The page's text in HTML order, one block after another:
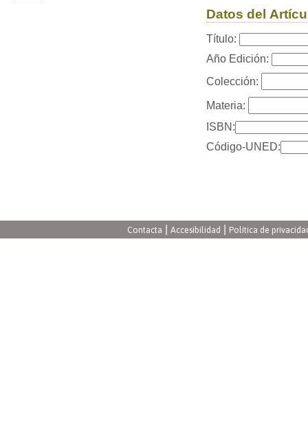
Datos del
Título:
Año Edición:
Colección:
Materia:
ISBN:
Código-UNED:
Contacta Accesibilidad Política de